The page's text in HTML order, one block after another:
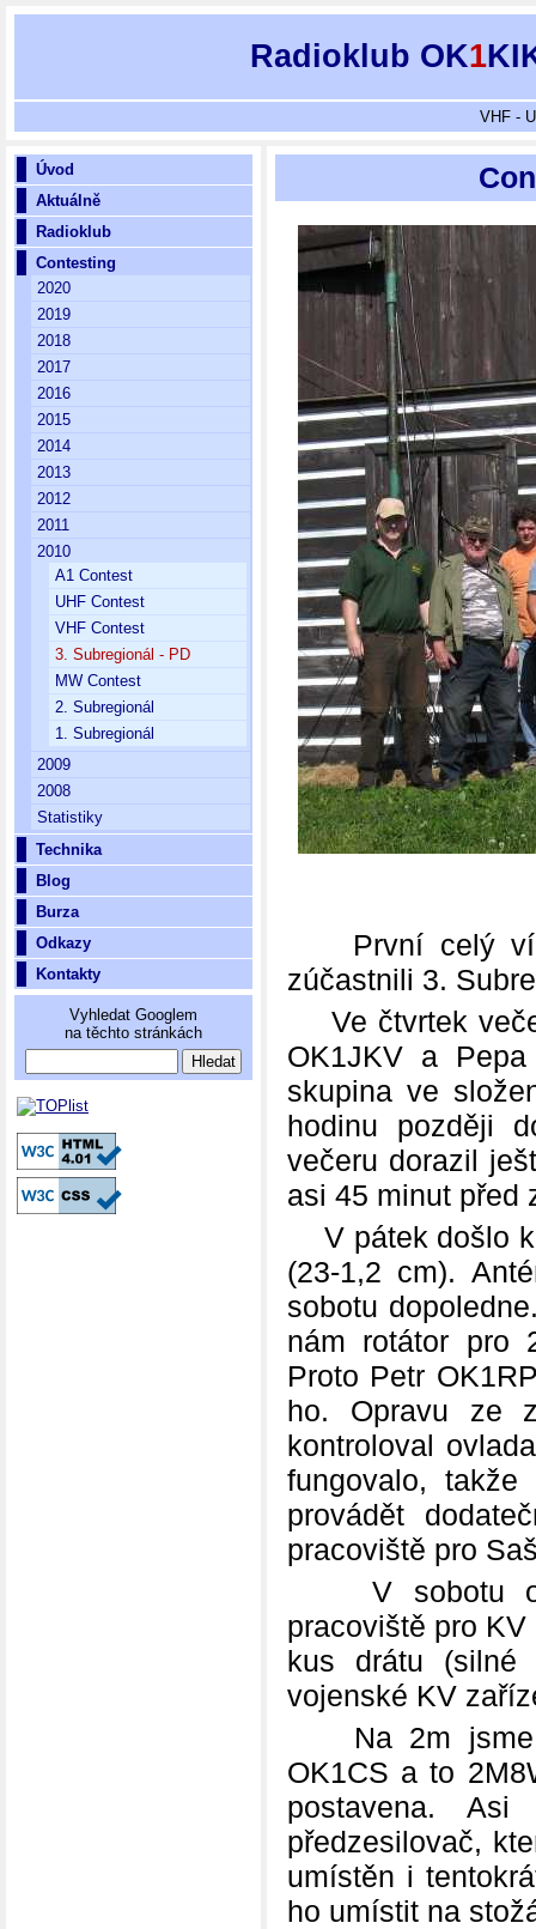
Radioklub OK1
VHF -
Úvod
Aktuálně
Radioklub
Contesting
2020
2019
2018
2017
2016
2015
2014
2013
2012
2011
2010
A1 Contest
UHF Contest
VHF Contest
3. Subregionál - PD
MW Contest
2. Subregionál
1. Subregionál
2009
2008
Statistiky
Technika
Blog
Burza
Odkazy
Kontakty
Vyhledat Googlem
na těchto stránkách
První celý
zúčastnili 3.
Ve čtvrtek
OK1JKV a
skupina ve
hodinu později
večeru dorazil
asi 45 minut před
V pátek došlo k
(23-1,2 cm).
sobotu
nám rotátor pro
Proto Petr
ho. Opravu ze
kontroloval
fungovalo,
provádět
pracoviště pro
V sobotu
pracoviště pro
kus drátu (silné
vojenské KV
Na 2m jsme
OK1CS a to
postavena.
předzesilovač,
umístěn i
ho umístit na